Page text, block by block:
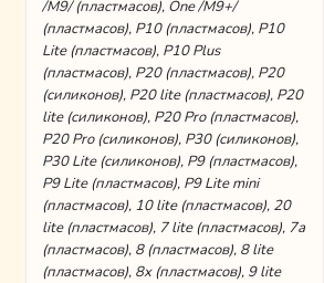
/M9/ (пластмасов), One /M9+/
(пластмасов), P10 (пластмасов), P10
Lite (пластмасов), P10 Plus
(пластмасов), P20 (пластмасов), P20
(силиконов), P20 lite (пластмасов), P20
lite (силиконов), P20 Pro (пластмасов),
P20 Pro (силиконов), P30 (силиконов),
P30 Lite (силиконов), P9 (пластмасов),
P9 Lite (пластмасов), P9 Lite mini
(пластмасов), 10 lite (пластмасов), 20
lite (пластмасов), 7 lite (пластмасов), 7а
(пластмасов), 8 (пластмасов), 8 lite
(пластмасов), 8x (пластмасов), 9 lite